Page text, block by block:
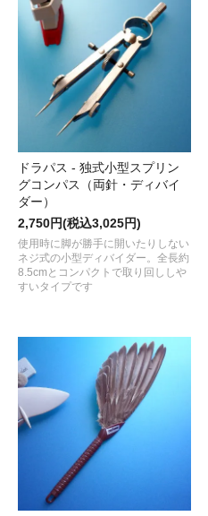
ドラパス - 独式小型スプリン
グコンパス（両針・ディバイ
ダー）
2,750円(税込3,025円)
使用時に脚が勝手に開いたりしない
ネジ式の小型ディバイダー。全長約
8.5cmとコンパクトで取り回ししや
すいタイプです